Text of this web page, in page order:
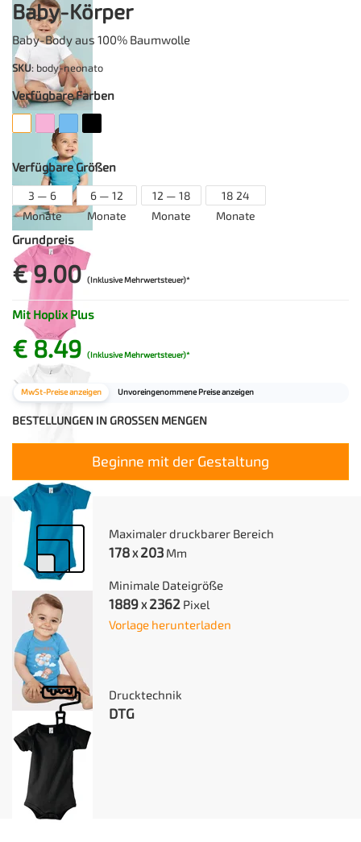
Baby-Körper
Baby-Body aus 100% Baumwolle
SKU: body-neonato
Verfügbare Farben
Verfügbare Größen
3 — 6
Monate
6 — 12
Monate
12 — 18
Monate
18 24
Monate
Grundpreis
€ 9.00(Inklusive Mehrwertsteuer)*
Mit Hoplix Plus
€ 8.49 (Inklusive Mehrwertsteuer)*
MwSt-Preise anzeigen Unvoreingenommene Preise anzeigen
BESTELLUNGEN IN GROSSEN MENGEN
Beginne mit der Gestaltung
Maximaler druckbarer Bereich
178 X 203Mm
Minimale Dateigröße
1889 X 2362Pixel
Vorlage herunterladen
Drucktechnik
DTG